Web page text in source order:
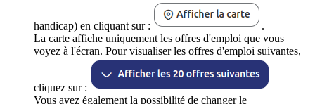
handicap) en cliquant sur :
.
La carte affiche uniquement les offres d'emploi que vous
voyez à l'écran. Pour visualiser les offres d'emploi suivantes,
cliquez sur :
Vous avez également la possibilité de changer le